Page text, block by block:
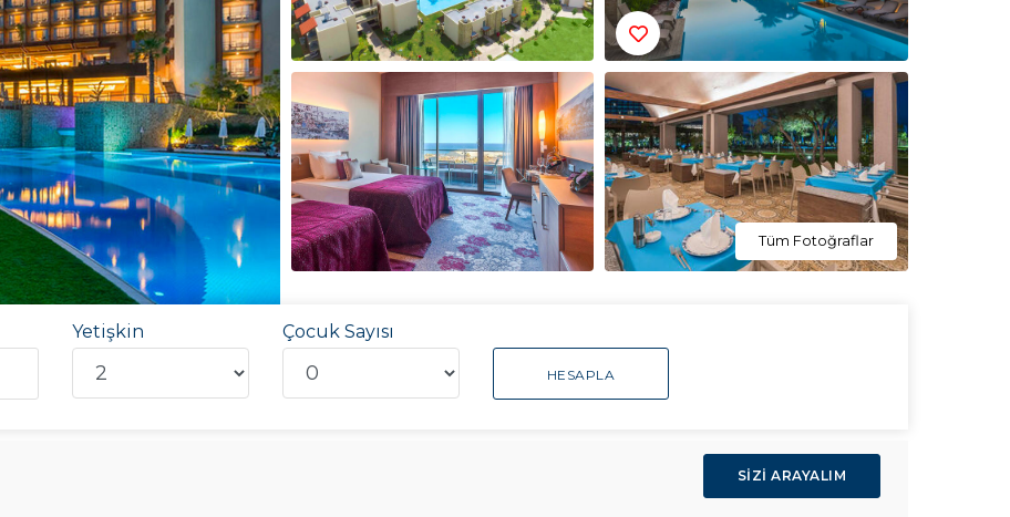
Tüm Fotoğraflar
Yetişkin Çocuk Sayısı
HESAPLA
SIZI ARAYALIM